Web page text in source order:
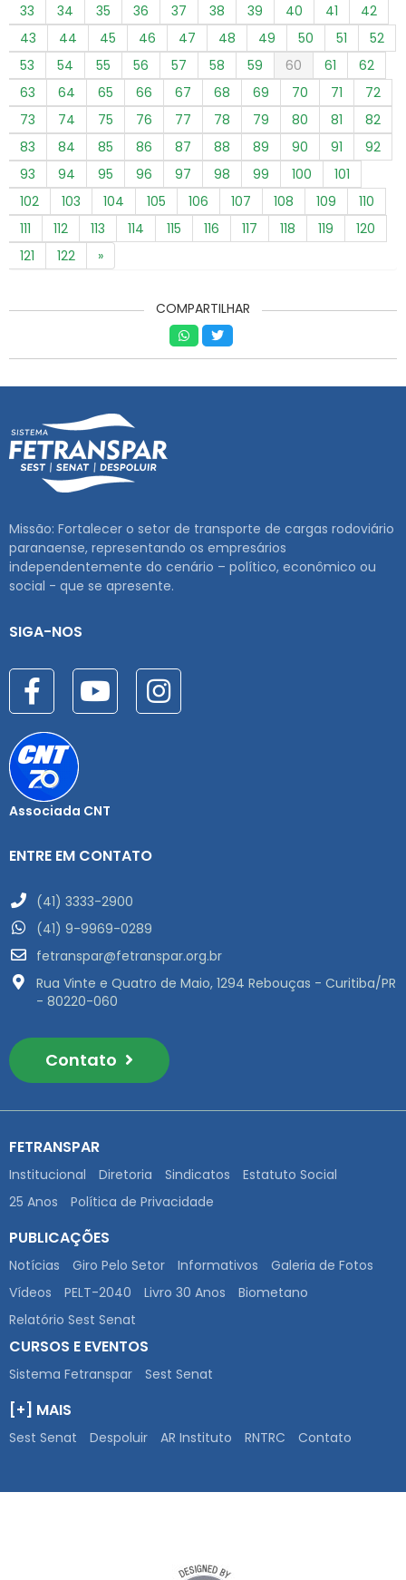
33
34 35 36 37 38 39 40 41
42
43
44 45 46 47 48 49 50 51
52
53
54 55 56 57 58 59 60 61
62
63
64 65 66 67 68 69 70 71
72
73
74 75 76 77 78 79 80 81
82
83
84 85 86 87 88 89 90 91
92
93
94 95 96 97 98 99 100
101
102
103 104 105 106 107 108 109
110
111
112 113 114 115 116 117 118 119
120
121
122 »
COMPARTILHAR
Missão: Fortalecer o setor de transporte de cargas rodoviário
paranaense, representando os empresários
independentemente do cenário – político, econômico ou
social - que se apresente.
SIGA-NOS
Associada CNT
ENTRE EM CONTATO
(41) 3333-2900
(41) 9-9969-0289
fetranspar@fetranspar.org.br
Rua Vinte e Quatro de Maio, 1294 Rebouças - Curitiba/PR
- 80220-060
Contato
FETRANSPAR
Institucional Diretoria Sindicatos
Estatuto Social
25 Anos
Política de Privacidade
PUBLICAÇÕES
Notícias Giro Pelo Setor Informativos
Galeria de Fotos
Vídeos
PELT-2040 Livro 30 Anos
Biometano
Relatório Sest Senat
CURSOS E EVENTOS
Sistema Fetranspar Sest Senat
[+] MAIS
Sest Senat Despoluir AR Instituto RNTRC Contato